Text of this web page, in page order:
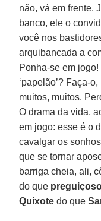
não, vá em frente.
banco, ele o
você nos
arquibancada a
Ponha-se em
‘papelão’? Faça-
muitos, muitos.
O drama da vida,
em jogo: esse é o
cavalgar os
que se tornar
barriga cheia, ali,
do que
Quixotedo que